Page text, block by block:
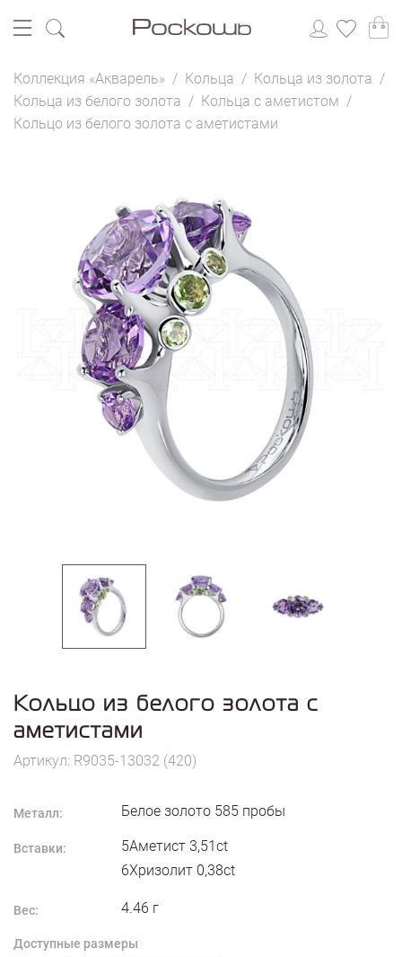
Коллекция «Акварель» / Кольца / Кольца из золота /
Кольца из белого золота / Кольца с аметистом /
Кольцо из белого золота с аметистами
Кольцо из белого золота с
аметистами
Артикул: R9035-13032 (420)
Металл: Белое золото 585 пробы
Вставки:
5Аметист 3,51ct
6Хризолит 0,38ct
Вес: 4.46 г
Доступные размеры